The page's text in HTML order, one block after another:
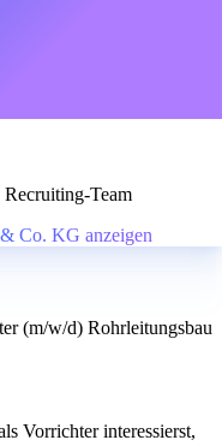
Team
Co. KG anzeigen
(m/w/d) Rohrleitungsbau
Vorrichter interessierst,